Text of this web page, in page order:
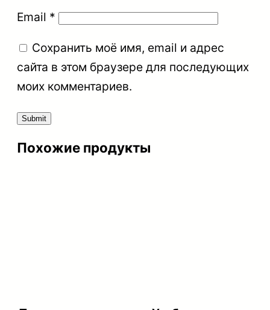
е
в
п
р
о
е
Email *
Сохранить моё имя, email и адрес
сайта в этом браузере для последующих
моих комментариев.
Похожие продукты